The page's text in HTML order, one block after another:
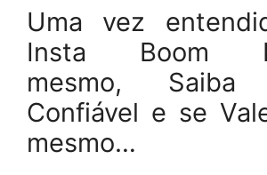
Uma vez
Insta Boom
mesmo,
Confiável e se
mesmo…